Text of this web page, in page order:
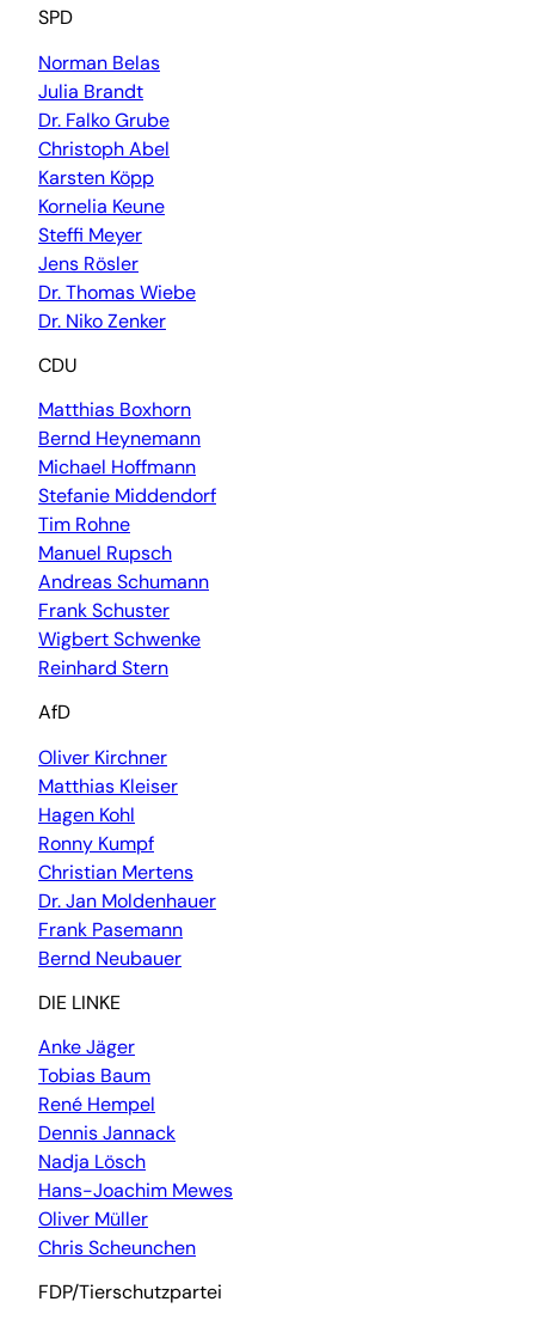
SPD
Norman Belas
Julia Brandt
Dr. Falko Grube
Christoph Abel
Karsten Köpp
Kornelia Keune
Steffi Meyer
Jens Rösler
Dr. Thomas Wiebe
Dr. Niko Zenker
CDU
Matthias Boxhorn
Bernd Heynemann
Michael Hoffmann
Stefanie Middendorf
Tim Rohne
Manuel Rupsch
Andreas Schumann
Frank Schuster
Wigbert Schwenke
Reinhard Stern
AfD
Oliver Kirchner
Matthias Kleiser
Hagen Kohl
Ronny Kumpf
Christian Mertens
Dr. Jan Moldenhauer
Frank Pasemann
Bernd Neubauer
DIE LINKE
Anke Jäger
Tobias Baum
René Hempel
Dennis Jannack
Nadja Lösch
Hans-Joachim Mewes
Oliver Müller
Chris Scheunchen
FDP/Tierschutzpartei